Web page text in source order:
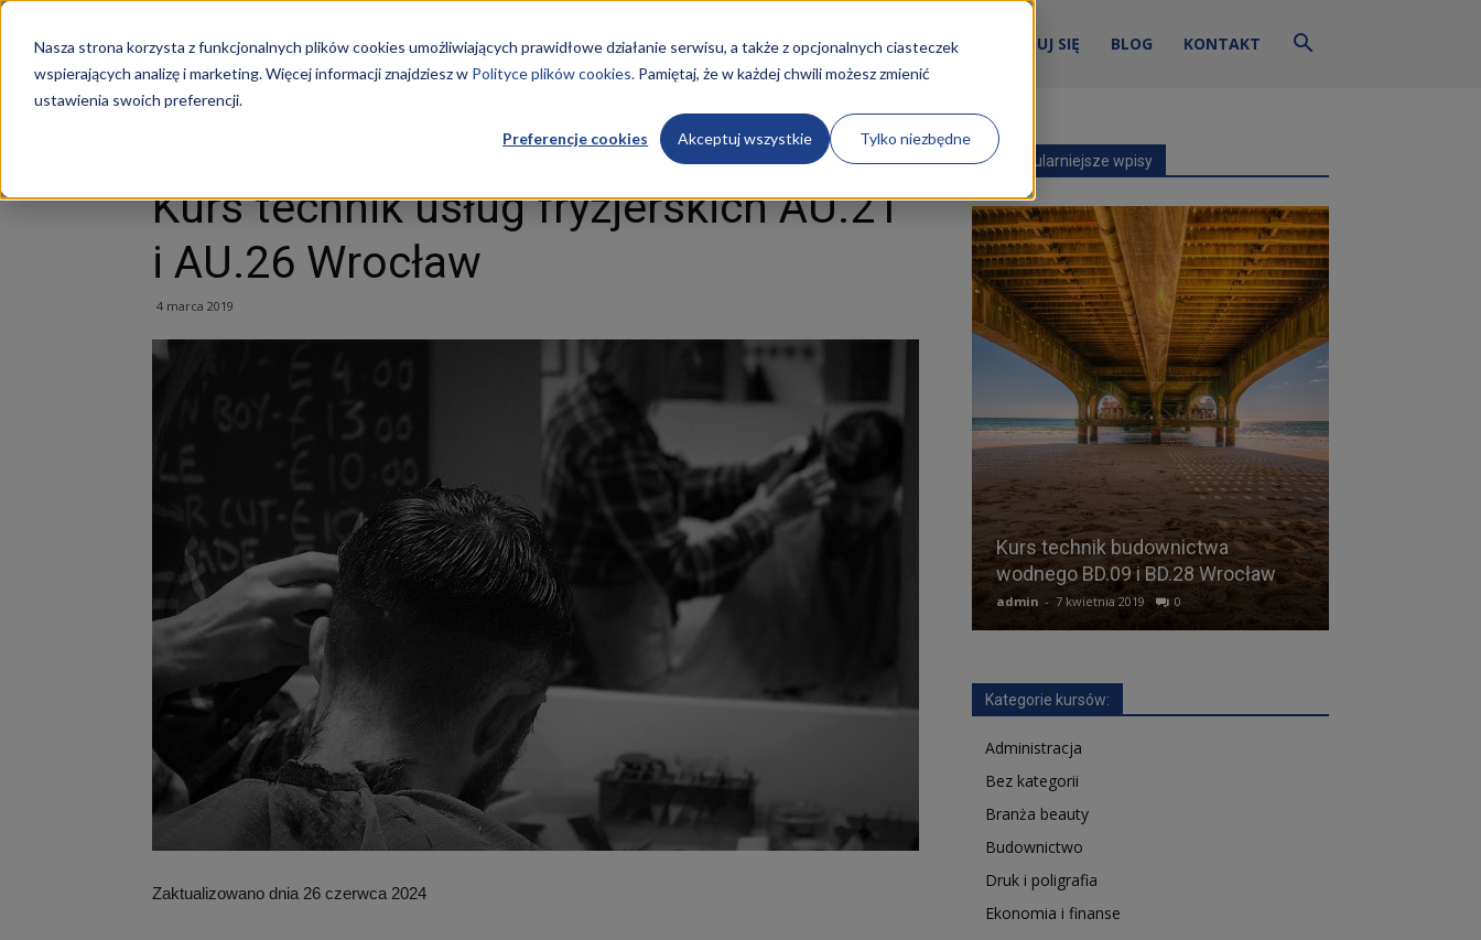
Nasza strona korzysta z funkcjonalnych plików cookies umożliwiających prawidłowe działanie serwisu, a także z opcjonalnych ciasteczek
wspierających analizę i marketing. Więcej informacji znajdziesz w Polityce plików cookies.Pamiętaj, że w każdej chwili możesz zmienić
ustawienia swoich preferencji.
Preferencje cookies Akceptuj wszystkie Tylko niezbędne
Szkoły
–
STRONA GŁÓWNA KURSY O NAS REKRUTACJA ZALOGUJ SIĘ BLOG KONTAKT
Kurs technik usług fryzjerskich AU.21 i AU.26 Wrocław
Kurs technik usług fryzjerskich AU.21
i AU.26 Wrocław
4 marca 2019
Zaktualizowano dnia 26 czerwca 2024
Najpopularniejsze wpisy
Kurs technik budownictwa
wodnego BD.09 i BD.28 Wrocław
admin - 7 kwietnia 2019 0
Kategorie kursów:
Administracja
Bez kategorii
Branża beauty
Budownictwo
Druk i poligrafia
Ekonomia i finanse